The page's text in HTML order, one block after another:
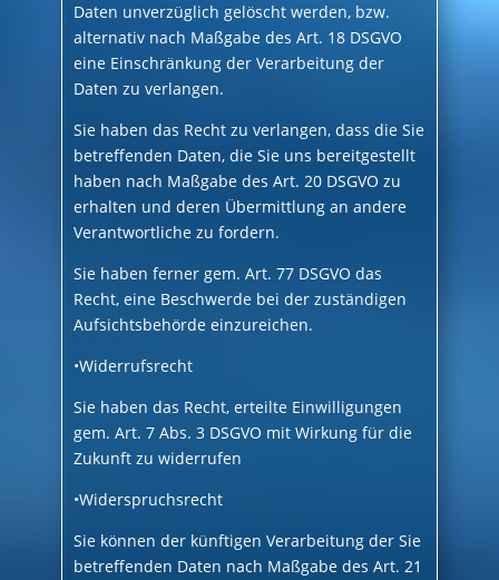
Daten unverzüglich gelöscht werden, bzw.
alternativ nach Maßgabe des Art. 18 DSGVO
eine Einschränkung der Verarbeitung der
Daten zu verlangen.
Sie haben das Recht zu verlangen, dass die Sie
betreffenden Daten, die Sie uns bereitgestellt
haben nach Maßgabe des Art. 20 DSGVO zu
erhalten und deren Übermittlung an andere
Verantwortliche zu fordern.
Sie haben ferner gem. Art. 77 DSGVO das
Recht, eine Beschwerde bei der zuständigen
Aufsichtsbehörde einzureichen.
•Widerrufsrecht
Sie haben das Recht, erteilte Einwilligungen
gem. Art. 7 Abs. 3 DSGVO mit Wirkung für die
Zukunft zu widerrufen
•Widerspruchsrecht
Sie können der künftigen Verarbeitung der Sie
betreffenden Daten nach Maßgabe des Art. 21